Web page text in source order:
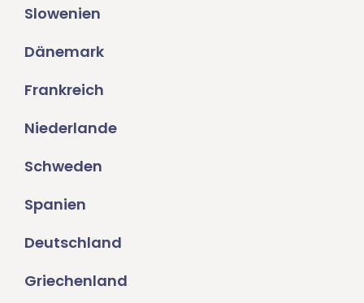
Slowenien
Dänemark
Frankreich
Niederlande
Schweden
Spanien
Deutschland
Griechenland